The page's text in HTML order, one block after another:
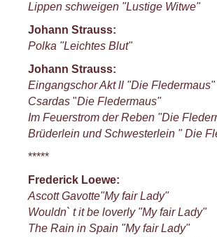
Lippen schweigen "Lustige Witwe"
Johann Strauss:
Polka "Leichtes Blut"
Johann Strauss:
Eingangschor Akt ll "Die Fledermaus"
Csardas "Die Fledermaus"
Im Feuerstrom der Reben "Die
Brüderlein und Schwesterlein " Die
*****
Frederick Loewe:
Ascott Gavotte"My fair Lady"
Wouldn` t it be loverly "My fair Lady"
The Rain in Spain "My fair Lady"